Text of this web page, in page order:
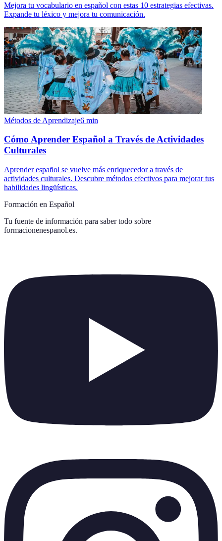
Mejora tu vocabulario en español con estas 10 estrategias efectivas.
Expande tu léxico y mejora tu comunicación.
Métodos de Aprendizaje6 min
Cómo Aprender Español a Través de Actividades
Culturales
Aprender español se vuelve más enriquecedor a través de
actividades culturales. Descubre métodos efectivos para mejorar tus
habilidades lingüísticas.
Formación en Español
Tu fuente de información para saber todo sobre
formacionenespanol.es.